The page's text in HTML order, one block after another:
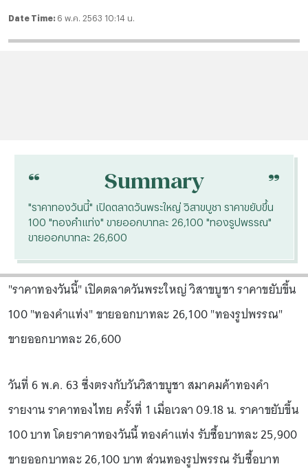
Date Time: 6 พ.ค. 2563 10:14 น.
“ Summary “
"ราคาทองวันนี้" เปิดตลาดวันพระใหญ่ วิสาขบูชา ราคาขยับขึ้น
100 "ทองคำแท่ง" ขายออกบาทละ 26,100 "ทองรูปพรรณ"
ขายออกบาทละ 26,600
"ราคาทองวันนี้" เปิดตลาดวันพระใหญ่ วิสาขบูชา ราคาขยับขึ้น
100 "ทองคำแท่ง" ขายออกบาทละ 26,100 "ทองรูปพรรณ"
ขายออกบาทละ 26,600
วันที่ 6 พ.ค. 63 ซึ่งตรงกับวันวิสาขบูชา สมาคมค้าทองคำ
รายงาน ราคาทองไทย ครั้งที่ 1 เมื่อเวลา 09.18 น. ราคาขยับขึ้น
100 บาท โดยราคาทองวันนี้ ทองคำแท่ง รับซื้อบาทละ 25,900
ขายออกบาทละ 26,100 บาท ส่วนทองรูปพรรณ รับซื้อบาท